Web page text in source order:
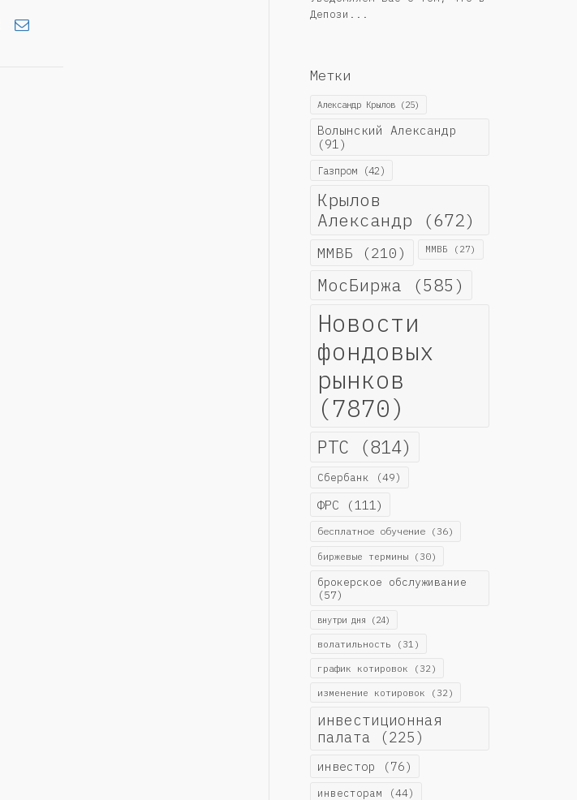
Депози...
Метки
Александр Крылов(25)
Волынский Александр
(91)
Газпром(42)
Крылов
Александр (672)
ММВБ (210) ММВБ (27)
МосБиржа (585)
Новости
фондовых
рынков
(7870)
РТС (814)
Сбербанк (49)
ФРС (111)
бесплатное обучение(36)
биржевые термины(30)
брокерское обслуживание
(57)
внутри дня (24)
волатильность (31)
график котировок (32)
изменение котировок (32)
инвестиционная
палата (225)
инвестор (76)
инвесторам (44)